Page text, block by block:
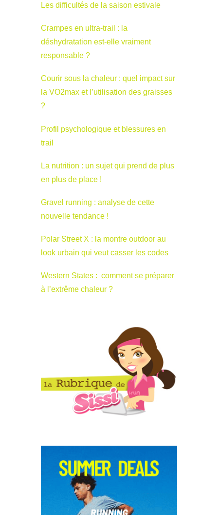
Les difficultés de la saison estivale
Crampes en ultra-trail : la
déshydratation est-elle vraiment
responsable ?
Courir sous la chaleur : quel impact sur
la VO2max et l’utilisation des graisses
?
Profil psychologique et blessures en
trail
La nutrition : un sujet qui prend de plus
en plus de place !
Gravel running : analyse de cette
nouvelle tendance !
Polar Street X : la montre outdoor au
look urbain qui veut casser les codes
Western States : comment se préparer
à l’extrême chaleur ?